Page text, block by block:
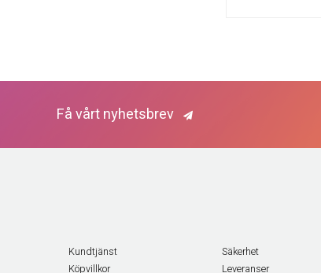
Få vårt nyhetsbrev
Kundtjänst
Säkerhet
Köpvillkor
Leveranser